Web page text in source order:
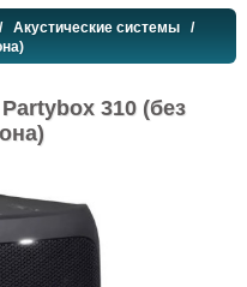
Акустические системы /
310 (без